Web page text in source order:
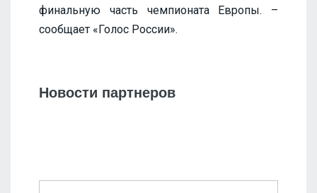
финальную часть чемпионата Европы. –
сообщает «Голос России».
Новости партнеров